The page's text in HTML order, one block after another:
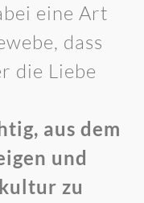
eine Art
dass
die Liebe
aus dem
und
zu